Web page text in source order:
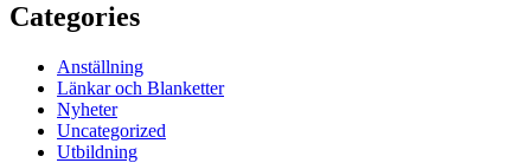
Categories
Anställning
Länkar och Blanketter
Nyheter
Uncategorized
Utbildning